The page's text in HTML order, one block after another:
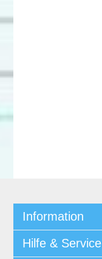
Information
Hilfe & Service